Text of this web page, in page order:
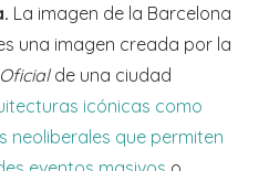
La imagen de la Barcelona
una imagen creada por la
de una ciudad
icónicas como
neoliberales que permiten